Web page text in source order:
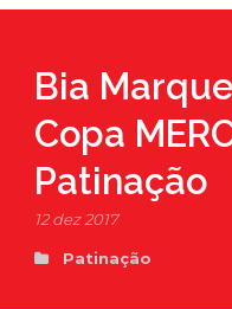
Bia
Copa
Patinação
12 dez 2017
Patinação